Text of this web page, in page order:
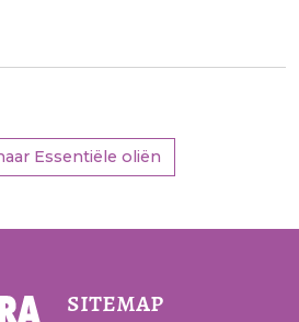
Essentiële oliën
sitemap